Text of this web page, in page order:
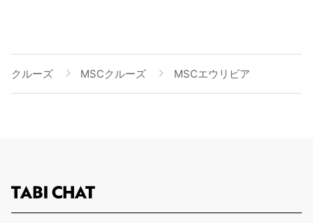
クルーズ MSCクルーズ MSCエウリビア